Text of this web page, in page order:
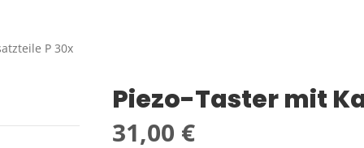
P 30x
Piezo-Taster mit
Regulärer Preis:
31,00 €